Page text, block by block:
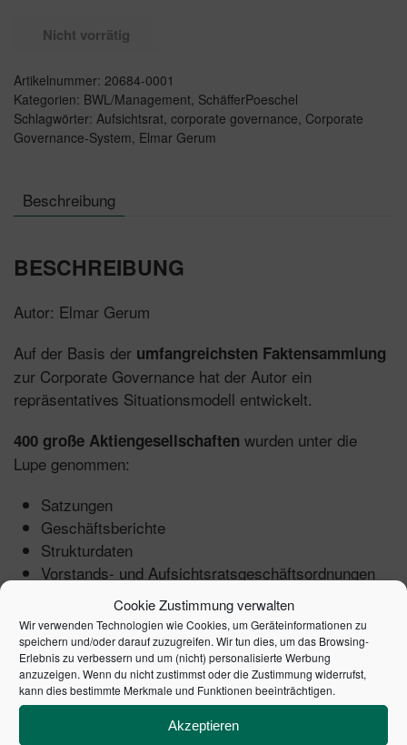
Cookie Zustimmung verwalten
Wir verwenden Technologien wie Cookies, um Geräteinformationen zu
speichern und/oder darauf zuzugreifen. Wir tun dies, um das Browsing-
Erlebnis zu verbessern und um (nicht) personalisierte Werbung
anzuzeigen. Wenn du nicht zustimmst oder die Zustimmung widerrufst,
kann dies bestimmte Merkmale und Funktionen beeinträchtigen.
Akzeptieren
Nicht vorrätig
Artikelnummer: 20684-0001
Kategorien: BWL/Management, SchäfferPoeschel
Schlagwörter: Aufsichtsrat, corporate governance, Corporate
Governance-System, Elmar Gerum
Beschreibung
BESCHREIBUNG
Autor: Elmar Gerum
Auf der Basis der umfangreichsten Faktensammlung
zur Corporate Governance hat der Autor ein
repräsentatives Situationsmodell entwickelt.
400 große Aktiengesellschaften wurden unter die
Lupe genommen:
Satzungen
Geschäftsberichte
Strukturdaten
Vorstands- und Aufsichtsratsgeschäftsordnungen
Daraus lassen sich eindeutigeTendenzen und
rechtspolitische Folgerungenableiten.
1. Auflage 2007 | Artikelnummer: 20684-0001